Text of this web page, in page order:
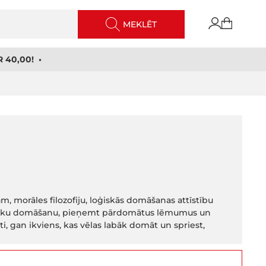
MEKLĒT
40,00! •
morāles filozofiju, loģiskās domāšanas attīstību
domāšanu, pieņemt pārdomātus lēmumus un
gan ikviens, kas vēlas labāk domāt un spriest,